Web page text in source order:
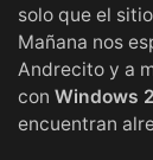
solo que el
Mañana nos
Andrecito y a
con Windows
encuentran